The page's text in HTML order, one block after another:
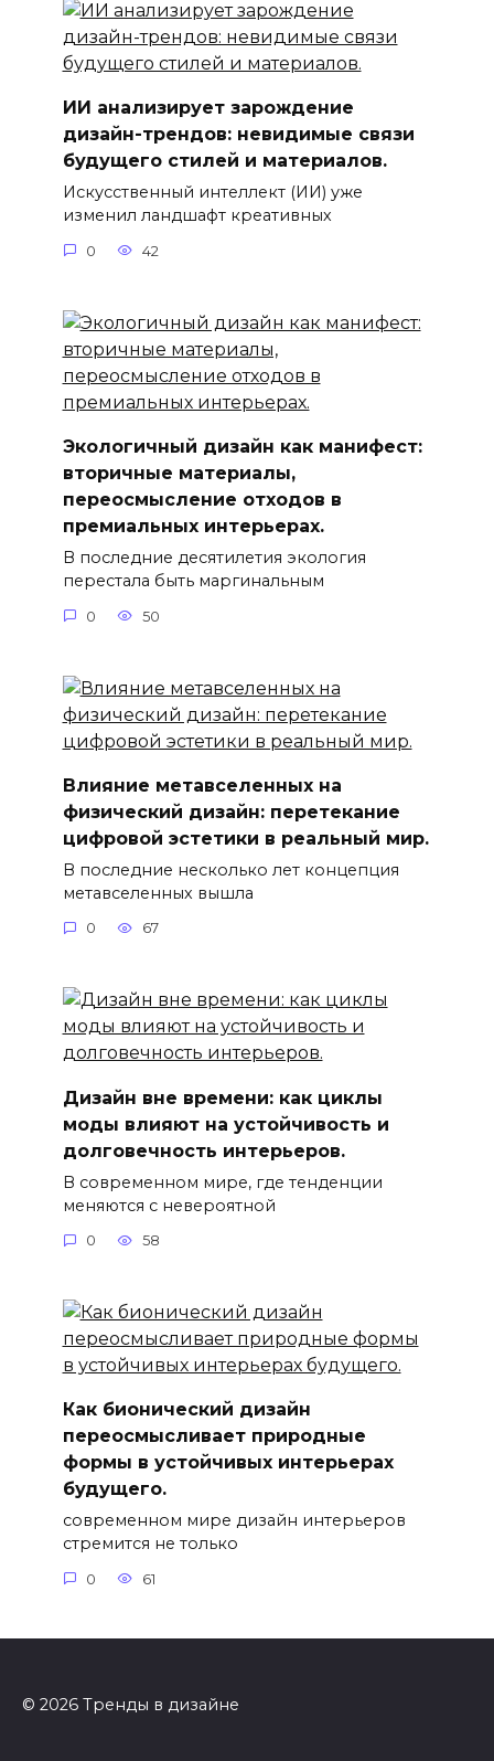
ИИ анализирует зарождение
дизайн-трендов: невидимые связи
будущего стилей и материалов.
Искусственный интеллект (ИИ) уже
изменил ландшафт креативных
0 42
Экологичный дизайн как манифест:
вторичные материалы,
переосмысление отходов в
премиальных интерьерах.
В последние десятилетия экология
перестала быть маргинальным
0 50
Влияние метавселенных на
физический дизайн: перетекание
цифровой эстетики в реальный мир.
В последние несколько лет концепция
метавселенных вышла
0 67
Дизайн вне времени: как циклы
моды влияют на устойчивость и
долговечность интерьеров.
В современном мире, где тенденции
меняются с невероятной
0 58
Как бионический дизайн
переосмысливает природные
формы в устойчивых интерьерах
будущего.
современном мире дизайн интерьеров
стремится не только
0 61
© 2026 Тренды в дизайне